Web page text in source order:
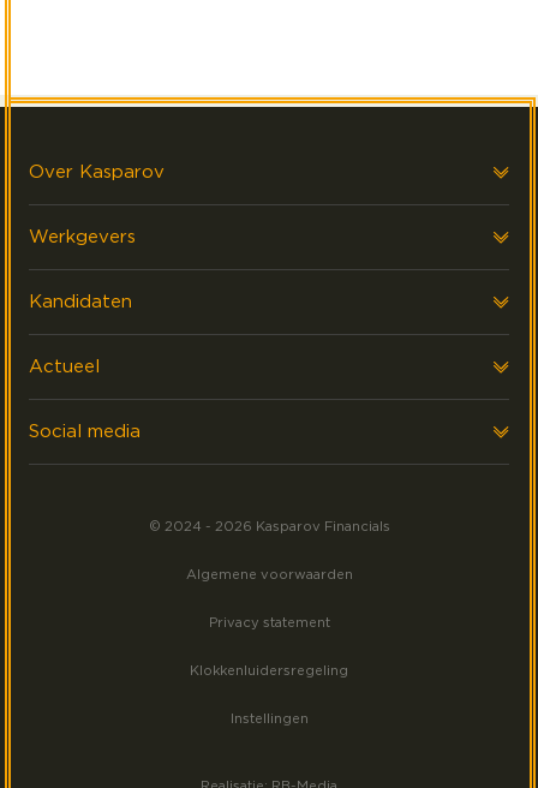
Over Kasparov
Over ons
FAQ & Contact
Werkgevers
Voor werkgevers
Werving & Selectie
Kandidaten
Voor kandidaten
Actueel
Laatste nieuws
Meest gezocht
Social media
© 2024 - 2026 Kasparov Financials
Algemene voorwaarden
Privacy statement
Klokkenluidersregeling
Instellingen